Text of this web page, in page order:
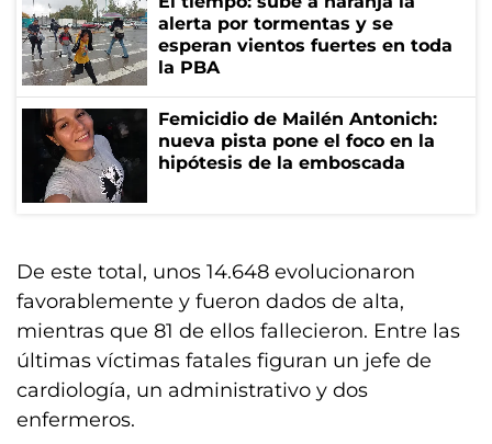
alerta por tormentas y se
esperan vientos fuertes en toda
la PBA
Femicidio de Mailén Antonich:
nueva pista pone el foco en la
hipótesis de la emboscada
De este total, unos 14.648 evolucionaron
favorablemente y fueron dados de alta,
mientras que 81 de ellos fallecieron. Entre las
últimas víctimas fatales figuran un jefe de
cardiología, un administrativo y dos
enfermeros.